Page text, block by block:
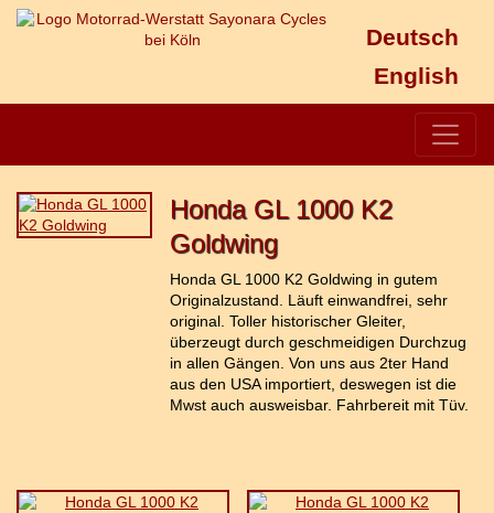
Deutsch
English
Honda GL 1000 K2
Goldwing
Honda GL 1000 K2 Goldwing in gutem
Originalzustand. Läuft einwandfrei, sehr
original. Toller historischer Gleiter,
überzeugt durch geschmeidigen Durchzug
in allen Gängen. Von uns aus 2ter Hand
aus den USA importiert, deswegen ist die
Mwst auch ausweisbar. Fahrbereit mit Tüv.